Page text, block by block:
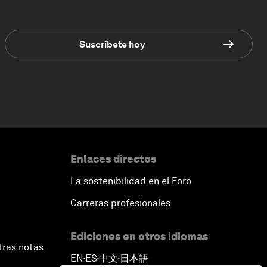
Suscríbete hoy
notas
Enlaces directos
La sostenibilidad en el Foro
Carreras profesionales
Ediciones en otros idiomas
EN ▪ES▪中文▪ 日本語